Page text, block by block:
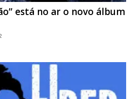
está no ar o novo álbum